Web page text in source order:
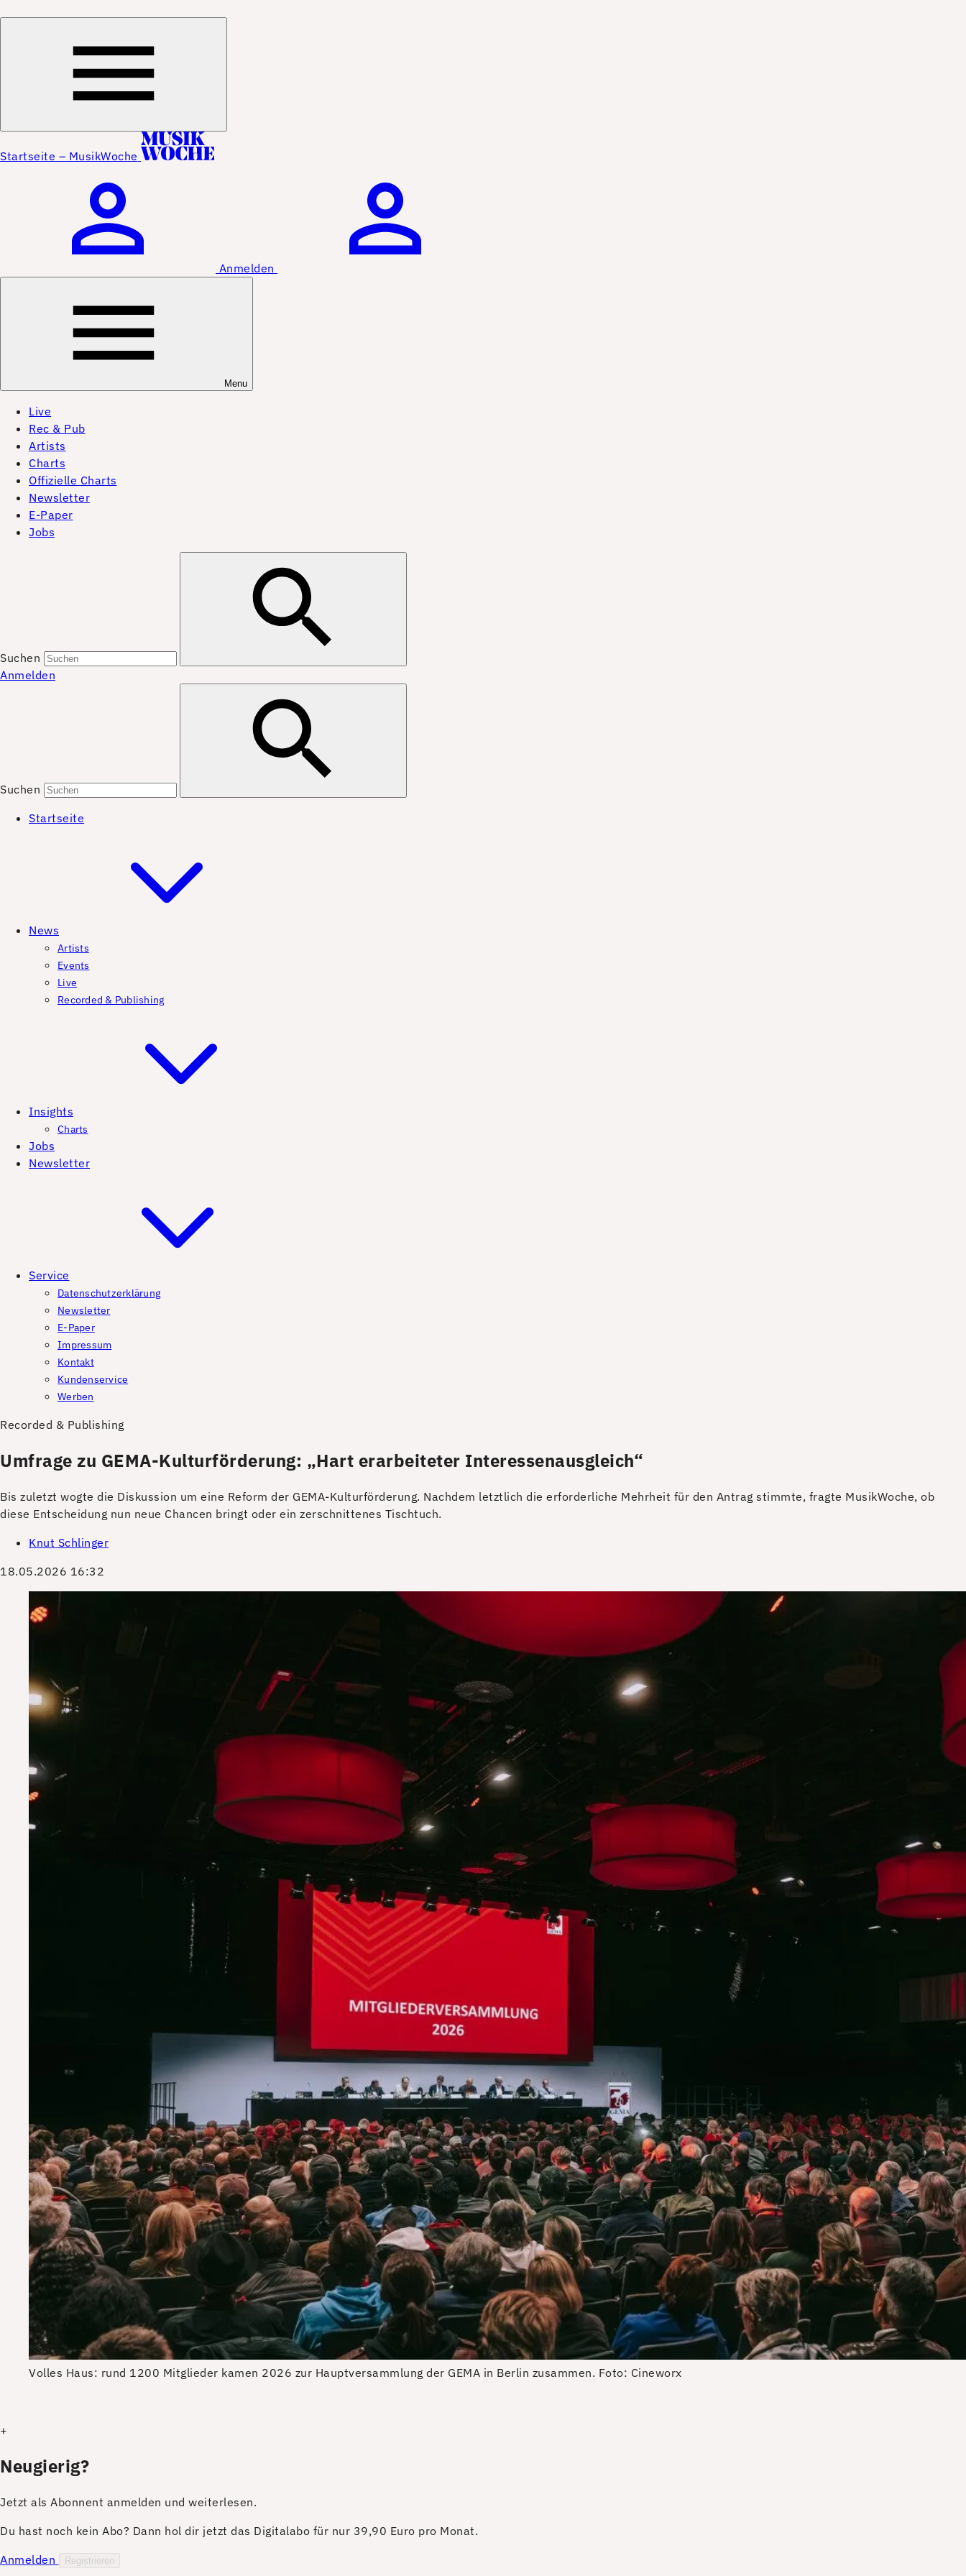
Startseite – MusikWoche
Anmelden
Menu
Live
Rec & Pub
Artists
Charts
Offizielle Charts
Newsletter
E-Paper
Jobs
Suchen
Anmelden
Suchen
Startseite
News
Artists
Events
Live
Recorded & Publishing
Insights
Charts
Jobs
Newsletter
Service
Datenschutzerklärung
Newsletter
E-Paper
Impressum
Kontakt
Kundenservice
Werben
Recorded & Publishing
Umfrage zu GEMA-Kulturförderung: „Hart erarbeiteter Interessenausgleich“
Bis zuletzt wogte die Diskussion um eine Reform der GEMA-Kulturförderung. Nachdem letztlich die erforderliche Mehrheit für den Antrag stimmte, fragte MusikWoche, ob
diese Entscheidung nun neue Chancen bringt oder ein zerschnittenes Tischtuch.
Knut Schlinger
18.05.2026 16:32
Volles Haus: rund 1200 Mitglieder kamen 2026 zur Hauptversammlung der GEMA in Berlin zusammen. Foto: Cineworx
+
Neugierig?
Jetzt als Abonnent anmelden und weiterlesen.
Du hast noch kein Abo? Dann hol dir jetzt das Digitalabo für nur 39,90 Euro pro Monat.
Anmelden
Registrieren